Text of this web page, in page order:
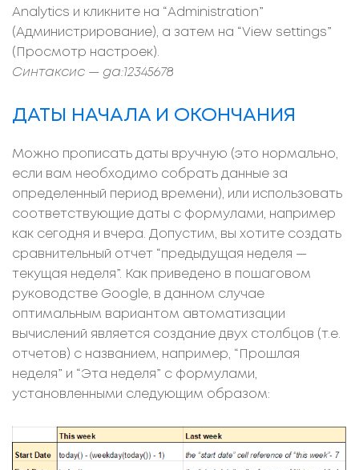
Analytics и кликните на “Administration”
(Администрирование), а затем на “View settings”
(Просмотр настроек).
Синтаксис — ga:12345678
ДАТЫ НАЧАЛА И ОКОНЧАНИЯ
Можно прописать даты вручную (это нормально,
если вам необходимо собрать данные за
определенный период времени), или использовать
соответствующие даты с формулами, например
как сегодня и вчера. Допустим, вы хотите создать
сравнительный отчет “предыдущая неделя —
текущая неделя”. Как приведено в пошаговом
руководстве Google, в данном случае
оптимальным вариантом автоматизации
вычислений является создание двух столбцов (т.е.
отчетов) с названием, например, “Прошлая
неделя” и “Эта неделя” с формулами,
установленными следующим образом: